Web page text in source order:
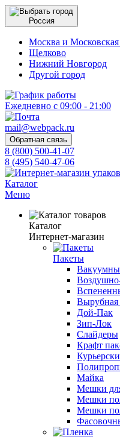
Россия
Москва и Московская
Щелково
Нижний Новгород
Другой город
Ежедневно с 09:00 - 21:00
mail@webpack.ru
Обратная связь
8 (800) 500-41-07
8 (495) 540-47-06
Каталог
Меню
Каталог
Интернет-магазин
Пакеты
Вырубная
Дой-Пак
Зип-Лок
Слайдеры
Крафт
Майка
Мешки
Мешки
Мешки